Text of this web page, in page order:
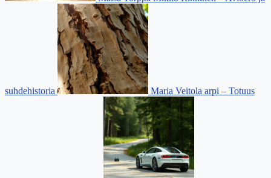
suhdehistoria Maria Veitola arpi – Totuus